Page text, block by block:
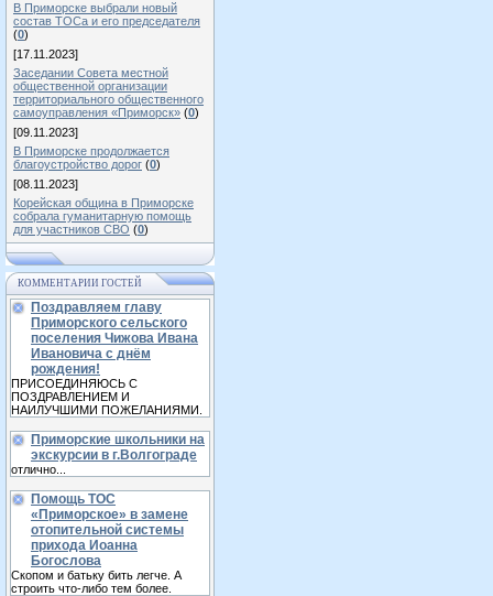
В Приморске выбрали новый
состав ТОСа и его председателя
(0)
[17.11.2023]
Заседании Совета местной
общественной организации
территориального общественного
самоуправления «Приморск» (0)
[09.11.2023]
В Приморске продолжается
благоустройство дорог (0)
[08.11.2023]
Корейская община в Приморске
собрала гуманитарную помощь
для участников СВО (0)
КОММЕНТАРИИ ГОСТЕЙ
Поздравляем главу
Приморского сельского
поселения Чижова Ивана
Ивановича с днём
рождения!
ПРИСОЕДИНЯЮСЬ С
ПОЗДРАВЛЕНИЕМ И
НАИЛУЧШИМИ ПОЖЕЛАНИЯМИ.
Приморские школьники на
экскурсии в г.Волгограде
отлично...
Помощь ТОС
«Приморское» в замене
отопительной системы
прихода Иоанна
Богослова
Скопом и батьку бить легче. А
строить что-либо тем более.